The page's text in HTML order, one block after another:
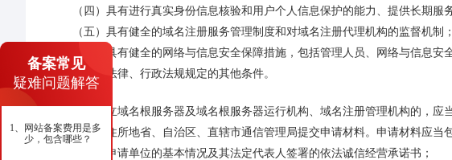
（四）具有进行真实身份信息核验和用户个人信息保护的能力、提供长期服
（五）具有健全的域名注册服务管理制度和对域名注册代理机构的监督机制；
（六）具有健全的网络与信息安全保障措施，包括管理人员、网络与信息安
（七）法律、行政法规规定的其他条件。
第十三条
申请设立域名根服务器及域名根服务器运行机构、域名注册管理机构的，
的，应当向住所地省、自治区、直辖市通信管理局提交申请材料。申请材料应当
（一）申请单位的基本情况及其法定代表人签署的依法诚信经营承诺书；
备案常见
疑难问题解答
1、
网站备案费用是多
少，包含哪些？